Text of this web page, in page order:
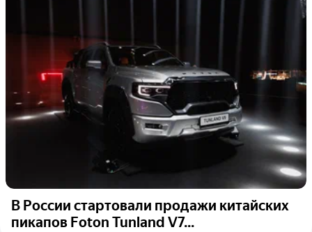
В России стартовали продажи китайских
пикапов Foton Tunland V7...